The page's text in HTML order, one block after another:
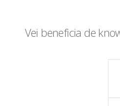
Vei beneficia de